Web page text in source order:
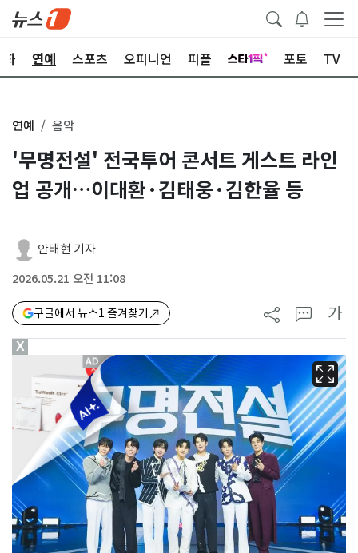
화 연예 스포츠 오피니언 피플 포토 TV
연예 음악
'무명전설' 전국투어 콘서트 게스트 라인
업 공개…이대환·김태웅·김한율 등
안태현 기자
2026.05.21 오전 11:08
구글에서 뉴스1 즐겨찾기 가
X